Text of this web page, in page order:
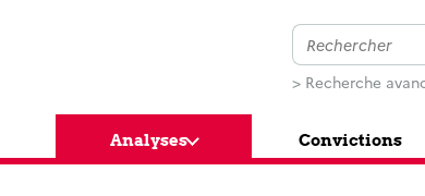
> Recherche
Analyses Convictions